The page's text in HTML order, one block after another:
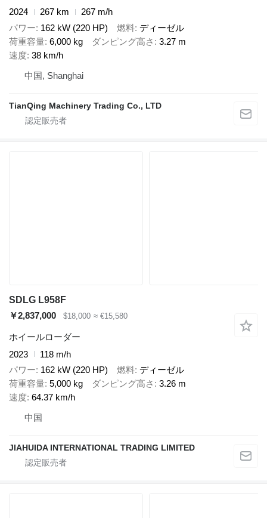
2024
267 km
267 m/h
パワー 162 kW (220 HP) 燃料 ディーゼル
荷重容量 6,000 kg ダンピング高さ
3.27 m
速度 38 km/h
中国, Shanghai
TianQing Machinery Trading Co., LTD
SDLG L958F
￥2,837,000
$18,000 ≈ €15,580
ホイールローダー
2023
118 m/h
パワー 162 kW (220 HP) 燃料 ディーゼル
荷重容量 5,000 kg ダンピング高さ
3.26 m
速度 64.37 km/h
中国
JIAHUIDA INTERNATIONAL TRADING LIMITED